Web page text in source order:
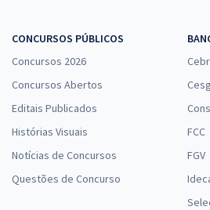
CONCURSOS PÚBLICOS
Concursos 2026
Concursos Abertos
Editais Publicados
Histórias Visuais
Notícias de Concursos
Questões de Concurso
FCC
FGV